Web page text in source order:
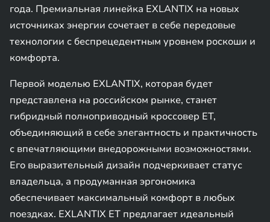
года. Премиальная линейка EXLANTIX на новых
источниках энергии сочетает в себе передовые
технологии с беспрецедентным уровнем роскоши и
комфорта.
Первой моделью EXLANTIX, которая будет
представлена на российском рынке, станет
гибридный полноприводный кроссовер ET,
объединяющий в себе элегантность и практичность
с впечатляющими внедорожными возможностями.
Его выразительный дизайн подчеркивает статус
владельца, а продуманная эргономика
обеспечивает максимальный комфорт в любых
поездках. EXLANTIX ET предлагает идеальный